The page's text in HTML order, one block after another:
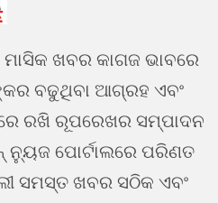
ଖବର କାଗଜ ଭାବରେ
ବଢୁଥିବା ଆଗ୍ରହ ଏବଂ
ରଖି ରୂପରେଖର ସମ୍ପାଦନ
ନ୍ୟୁଜ ପୋର୍ଟାଲରେ ପରିଣତ
ସମସ୍ତ ଖବର ସଠିକ ଏବଂ